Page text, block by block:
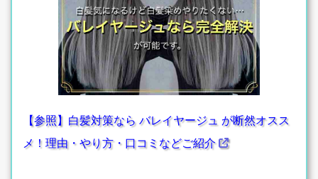
【参照】白髪対策なら バレイヤージュ が断然オスス
メ！理由・やり方・口コミなどご紹介